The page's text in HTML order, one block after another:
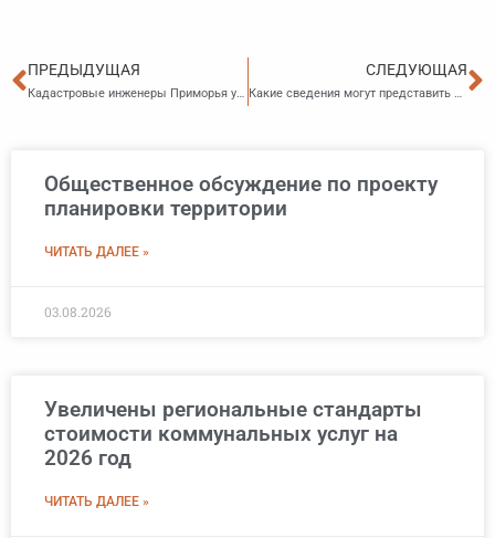
Пред
ПРЕДЫДУЩАЯ
Кадастровые инженеры Приморья узнали о нововведениях в законодательстве из «первых уст»
СЛЕДУЮЩАЯ
Какие сведения могут представить налоговые органы арбитражным управляющим
Общественное обсуждение по проекту
планировки территории
ЧИТАТЬ ДАЛЕЕ »
03.08.2026
Увеличены региональные стандарты
стоимости коммунальных услуг на
2026 год
ЧИТАТЬ ДАЛЕЕ »